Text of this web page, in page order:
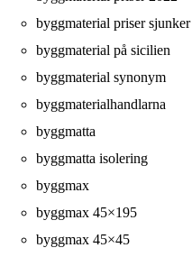
byggmaterial priser sjunker
byggmaterial på sicilien
byggmaterial synonym
byggmaterialhandlarna
byggmatta
byggmatta isolering
byggmax
byggmax 45×195
byggmax 45×45